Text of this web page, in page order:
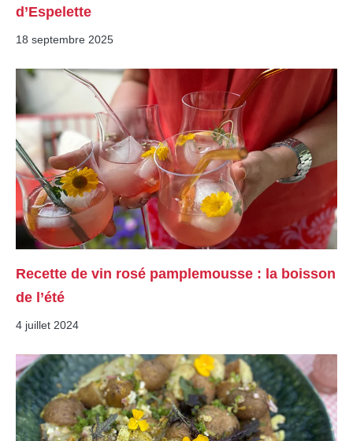
d’Espelette
18 septembre 2025
Recette de vin rosé pamplemousse : la boisson
de l’été
4 juillet 2024